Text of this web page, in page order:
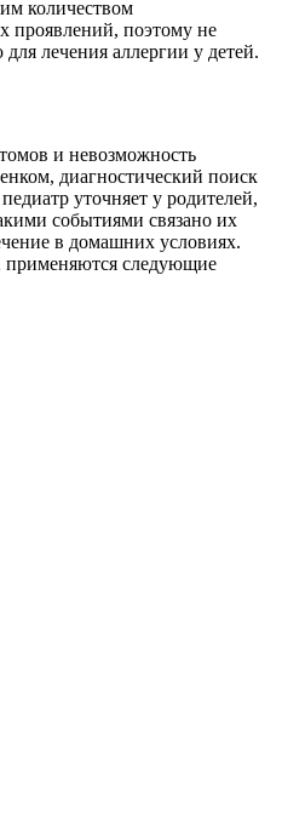
количеством
проявлений, поэтому не
лечения аллергии у детей.
и невозможность
диагностический поиск
уточняет у родителей,
событиями связано их
в домашних условиях.
применяются следующие